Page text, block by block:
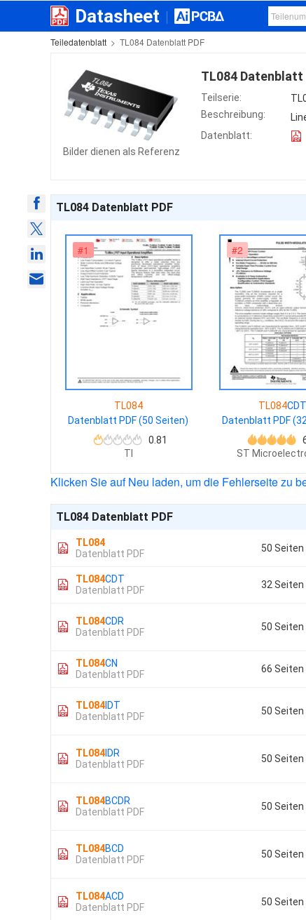
Datasheet
Teiledatenblatt > TL084 Datenblatt PDF
Bilder dienen als Referenz
TL084 Datenblatt
Teilserie:
Beschreibung:
Datenblatt:
TL084 Datenblatt PDF
#1
TL084
Datenblatt PDF (50 Seiten)
0.81
TI
#2
TL084CDT
Datenblatt PDF
ST
Klicken Sie auf Neu laden, um die Fehlerseite zu
TL084 Datenblatt PDF
TL084
Datenblatt PDF
50 Seiten
TL084CDT
Datenblatt PDF
32 Seiten
TL084CDR
Datenblatt PDF
50 Seiten
TL084CN
Datenblatt PDF
66 Seiten
TL084 IDT
Datenblatt PDF
50 Seiten
TL084 IDR
Datenblatt PDF
50 Seiten
TL084BCDR
Datenblatt PDF
50 Seiten
TL084BCD
Datenblatt PDF
50 Seiten
TL084ACD
Datenblatt PDF
50 Seiten